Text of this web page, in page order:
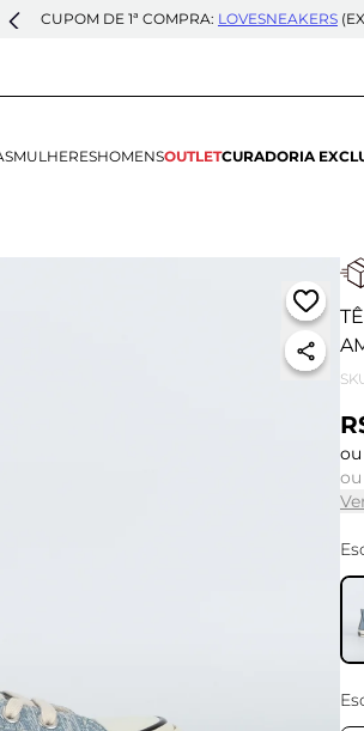
CUPOM DE 1ª COMPRA: LOVESNEAKERS
MULHERESHOMENSOUTLETCURADORIA